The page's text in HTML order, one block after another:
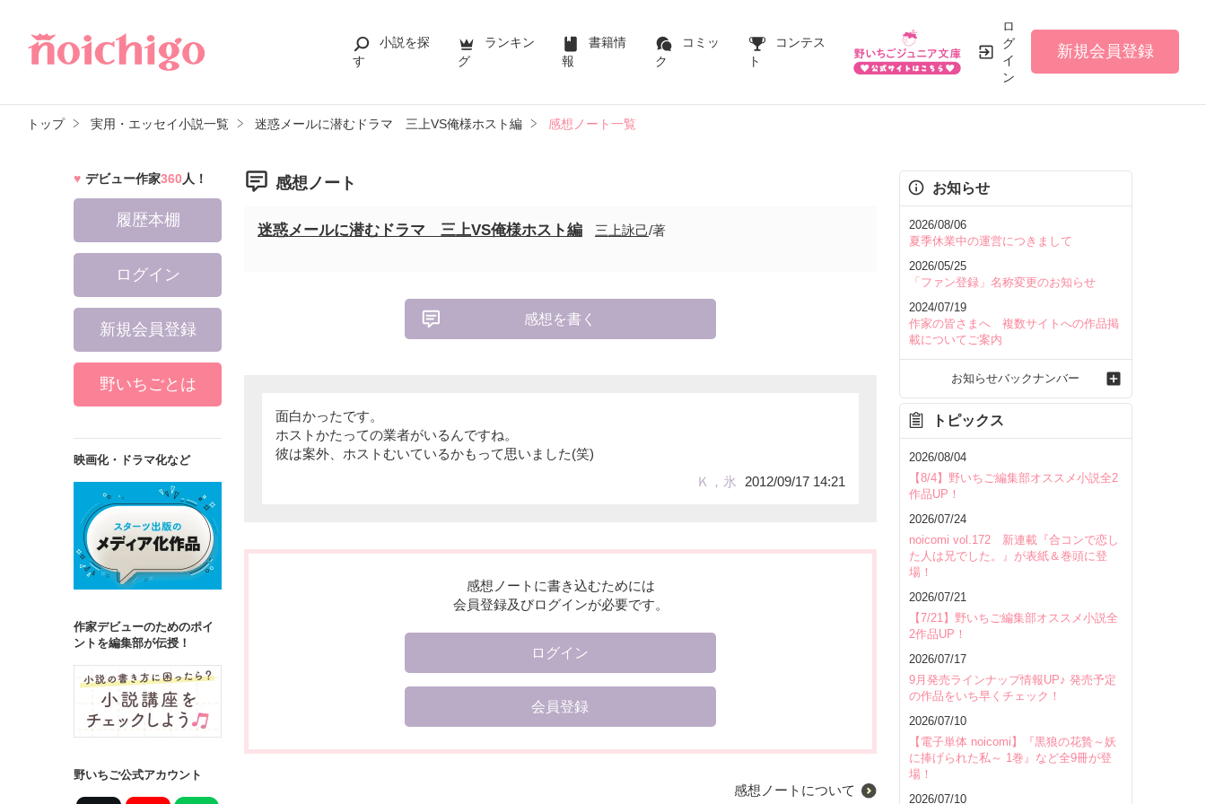
小説を探
す
ランキン
グ
書籍情
報
コミッ
ク
コンテス
ト
ロ
グ
イ
ン
新規会員登録
トップ 実用・エッセイ小説一覧 迷惑メールに潜むドラマ 三上VS俺様ホスト編 感想ノート一覧
感想ノート
迷惑メールに潜むドラマ 三上VS俺様ホスト編 三上詠己/著
感想を書く
面白かったです。
ホストかたっての業者がいるんですね。
彼は案外、ホストむいているかもって思いました(笑)
Ｋ，氷
2012/09/17 14:21
感想ノートに書き込むためには
会員登録及びログインが必要です。
ログイン
会員登録
感想ノートについて
デビュー作家360人！
履歴本棚
ログイン
新規会員登録
野いちごとは
映画化・ドラマ化など
作家デビューのためのポイ
ントを編集部が伝授！
野いちご公式アカウント
お知らせ
2026/08/06
夏季休業中の運営につきまして
2026/05/25
「ファン登録」名称変更のお知らせ
2024/07/19
作家の皆さまへ 複数サイトへの作品掲
載についてご案内
お知らせバックナンバー
トピックス
2026/08/04
【8/4】野いちご編集部オススメ小説全2
作品UP！
2026/07/24
noicomi vol.172 新連載『合コンで恋し
た人は兄でした。』が表紙＆巻頭に登
場！
2026/07/21
【7/21】野いちご編集部オススメ小説全
2作品UP！
2026/07/17
9月発売ラインナップ情報UP♪ 発売予定
の作品をいち早くチェック！
2026/07/10
【電子単体 noicomi】『黒狼の花贄～妖
に捧げられた私～ 1巻』など全9冊が登
場！
2026/07/10